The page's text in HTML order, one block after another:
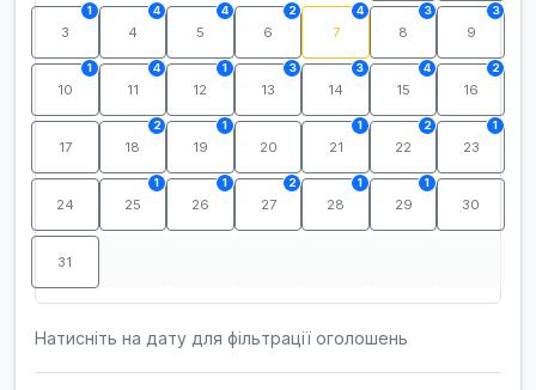
3
1
4
4
5
4
6
2
7
4
8
3
9
3
10
1
11
4
12
1
13
3
14
3
15
4
16
2
17 18
2
19
1
20 21
1
22
2
23
1
24 25
1
26
1
27
2
28
1
29
1
30
31
Натисніть на дату для фільтрації оголошень